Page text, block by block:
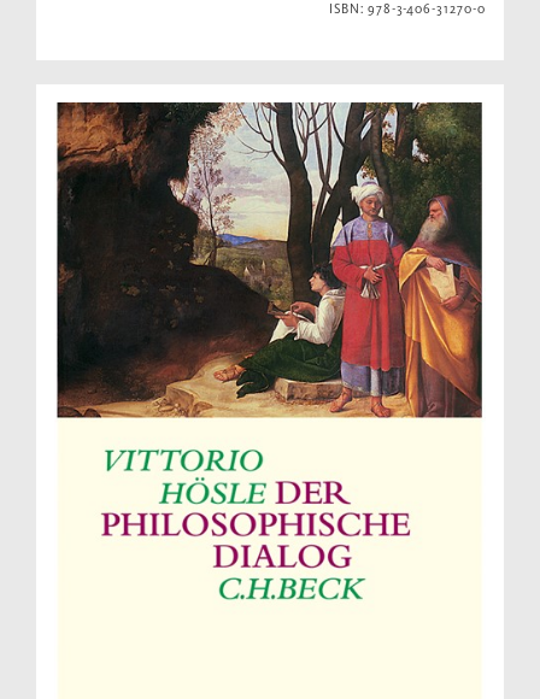
ISBN: 978-3-406-31270-0